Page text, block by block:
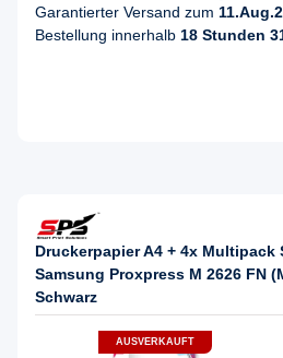
Garantierter Versand zum
Bestellung innerhalb 18 Stunden
Druckerpapier A4 + 4x Multipack
Samsung Proxpress M 2626 FN
Schwarz
AUSVERKAUFT